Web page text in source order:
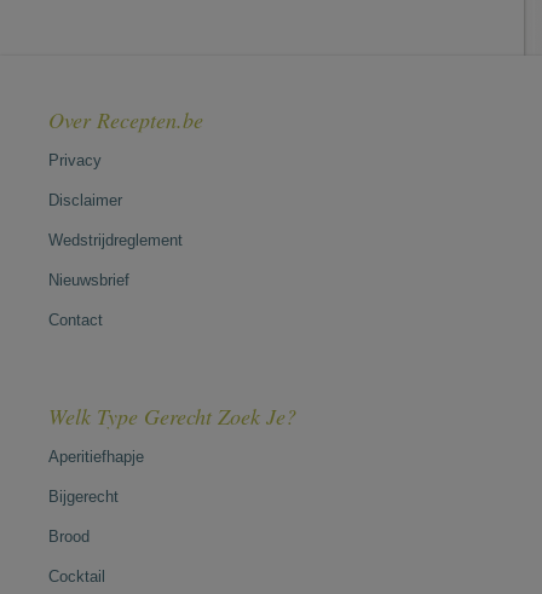
Over Recepten.be
Privacy
Disclaimer
Wedstrijdreglement
Nieuwsbrief
Contact
Welk Type Gerecht Zoek Je?
Aperitiefhapje
Bijgerecht
Brood
Cocktail